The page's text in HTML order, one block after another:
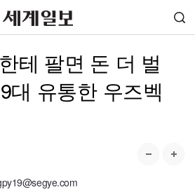
테 팔면 돈 더 벌
대 유통한 우즈벡